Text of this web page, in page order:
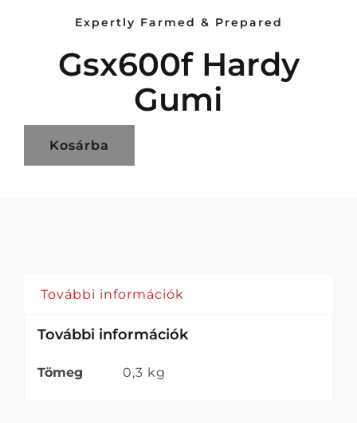
Expertly Farmed & Prepared
Gsx600f Hardy
Gumi
Kosárba
További információk
További információk
Tömeg 0,3 kg